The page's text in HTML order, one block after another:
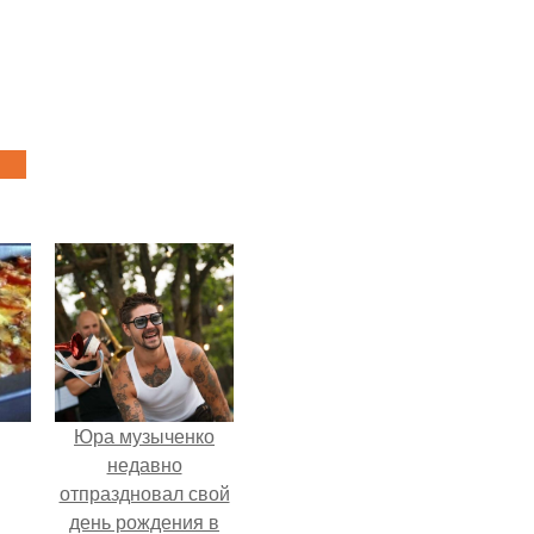
Юра музыченко
недавно
отпраздновал свой
день рождения в